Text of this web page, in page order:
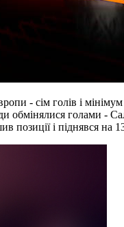
- сім голів і
голами -
позиції і піднявся на